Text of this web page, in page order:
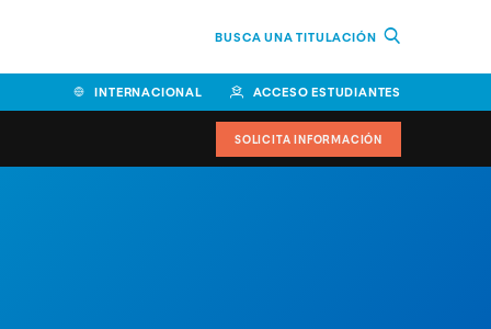
BUSCA UNA TITULACIÓN
INTERNACIONAL ACCESO ESTUDIANTES
SOLICITA INFORMACIÓN